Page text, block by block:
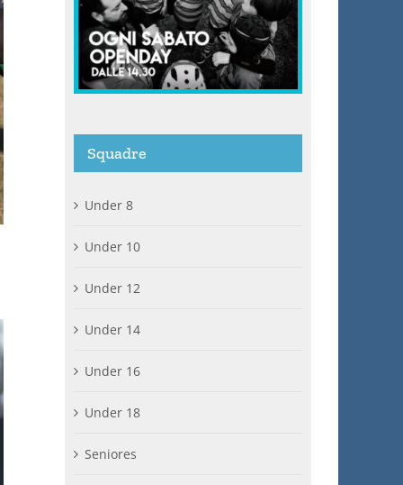
Squadre
Under 8
Under 10
Under 12
Under 14
Under 16
Under 18
Seniores